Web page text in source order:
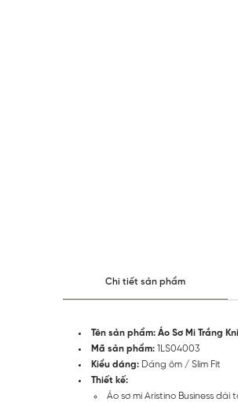
Chi tiết sản phẩm
Tên sản phẩm: Áo Sơ Mi Trắng
Mã sản phẩm: 1LS04003
Kiểu dáng: Dáng ôm / Slim Fit
Thiết kế:
Áo sơ mi Aristino Business